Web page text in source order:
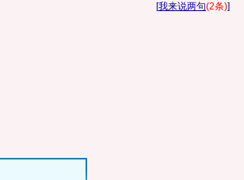
[我来说两句(2条)]